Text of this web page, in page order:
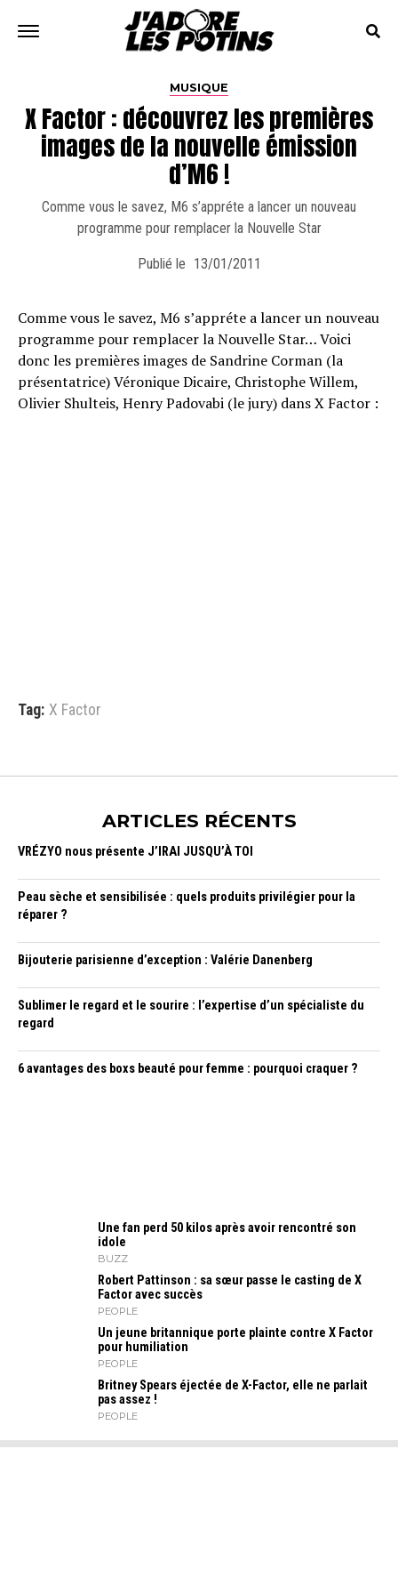
MUSIQUE
X Factor : découvrez les premières
images de la nouvelle émission
d’M6 !
Comme vous le savez, M6 s’appréte a lancer un nouveau
programme pour remplacer la Nouvelle Star
Publié le 13/01/2011
Comme vous le savez, M6 s’appréte a lancer un nouveau
programme pour remplacer la Nouvelle Star… Voici
donc les premières images de Sandrine Corman (la
présentatrice) Véronique Dicaire, Christophe Willem,
Olivier Shulteis, Henry Padovabi (le jury) dans X Factor :
Tag: X Factor
ARTICLES RÉCENTS
VRÉZYO nous présente J’IRAI JUSQU’À TOI
Peau sèche et sensibilisée : quels produits privilégier pour la
réparer ?
Bijouterie parisienne d’exception : Valérie Danenberg
Sublimer le regard et le sourire : l’expertise d’un spécialiste du
regard
6 avantages des boxs beauté pour femme : pourquoi craquer ?
Une fan perd 50 kilos après avoir rencontré son
idole
BUZZ
Robert Pattinson : sa sœur passe le casting de X
Factor avec succès
PEOPLE
Un jeune britannique porte plainte contre X Factor
pour humiliation
PEOPLE
Britney Spears éjectée de X-Factor, elle ne parlait
pas assez !
PEOPLE